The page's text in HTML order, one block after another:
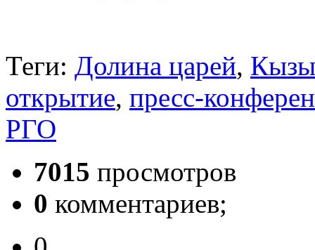
Теги: Долина царей,
открытие, пресс-
РГО
7015 просмотров
0 комментариев;